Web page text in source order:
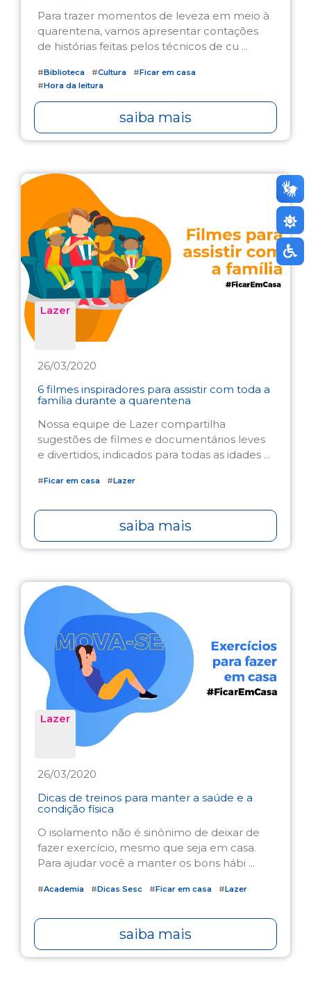
Para trazer momentos de leveza em meio à
quarentena, vamos apresentar contações
de histórias feitas pelos técnicos de cu ...
#Biblioteca #Cultura #Ficar em casa
#Hora da leitura
saiba mais
Lazer
26/03/2020
6 filmes inspiradores para assistir com toda a
família durante a quarentena
Nossa equipe de Lazer compartilha
sugestões de filmes e documentários leves
e divertidos, indicados para todas as idades ...
#Ficar em casa #Lazer
saiba mais
Lazer
26/03/2020
Dicas de treinos para manter a saúde e a
condição física
O isolamento não é sinônimo de deixar de
fazer exercício, mesmo que seja em casa.
Para ajudar você a manter os bons hábi ...
#Academia #Dicas Sesc #Ficar em casa #Lazer
saiba mais